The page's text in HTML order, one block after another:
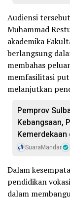
Audiensi
Muhammad
akademika
berlangsung
membahas
memfasilitasi
melanjutkan
Pemprov
Kebangsaan,
SuaraMandar
Dalam
pendidikan
dalam